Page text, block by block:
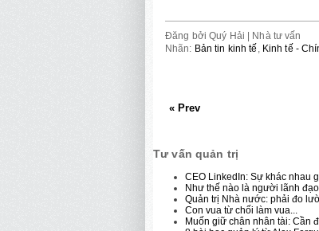
Đăng bởiQuý Hải | Nhà tư vấn
Nhãn: Bản tin kinh tế Kinh tế -
« Prev
Tư vấn quản trị
CEO LinkedIn: Sự khác nhau
Như thế nào là người lãnh
Quản trị Nhà nước: phải đo
Con vua từ chối làm vua...
Muốn giữ chân nhân tài: Cần